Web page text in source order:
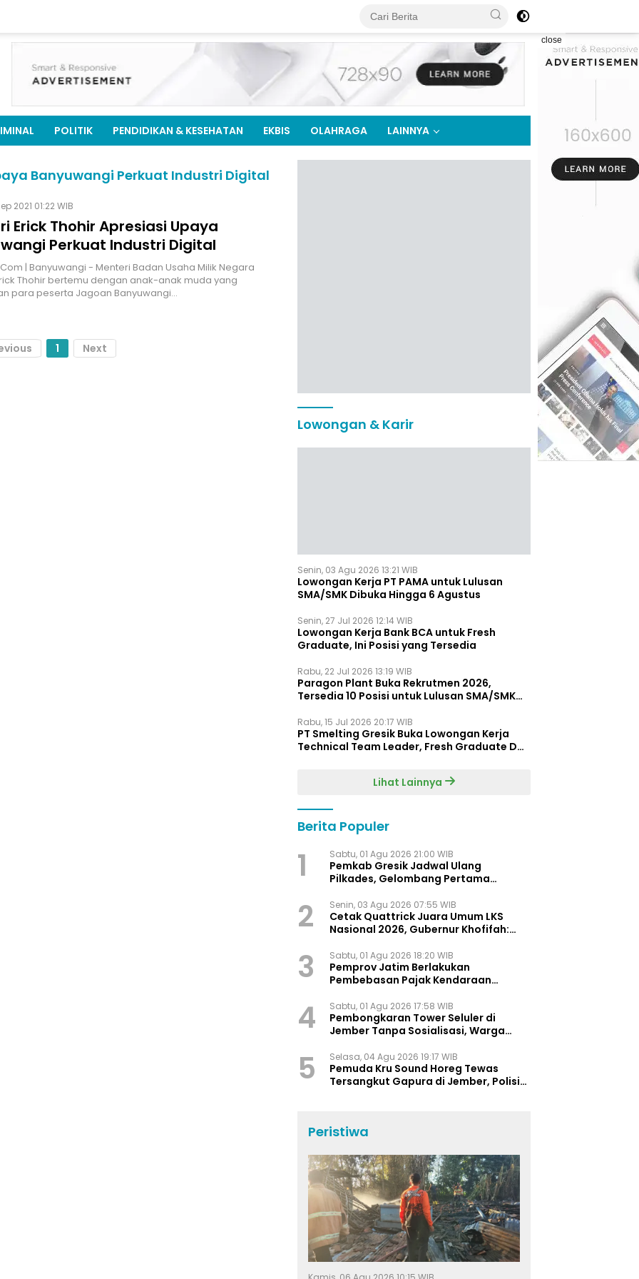
close
POLITIK PENDIDIKAN & KESEHATAN EKBIS OLAHRAGA LAINNYA
Banyuwangi Perkuat Industri Digital
2021 01:22 WIB
Erick Thohir Apresiasi Upaya
Perkuat Industri Digital
| Banyuwangi - Menteri Badan Usaha Milik Negara
Thohir bertemu dengan anak-anak muda yang
para peserta Jagoan Banyuwangi…
1 Next
Lowongan & Karir
Senin, 03 Agu 2026 13:21 WIB
Lowongan Kerja PT PAMA untuk Lulusan
SMA/SMK Dibuka Hingga 6 Agustus
Senin, 27 Jul 2026 12:14 WIB
Lowongan Kerja Bank BCA untuk Fresh
Graduate, Ini Posisi yang Tersedia
Rabu, 22 Jul 2026 13:19 WIB
Paragon Plant Buka Rekrutmen 2026,
Tersedia 10 Posisi untuk Lulusan SMA/SMK
Rabu, 15 Jul 2026 20:17 WIB
PT Smelting Gresik Buka Lowongan Kerja
Technical Team Leader, Fresh Graduate D3
Lihat Lainnya
Berita Populer
1 Sabtu, 01 Agu 2026 21:00 WIB
Pemkab Gresik Jadwal Ulang
Pilkades, Gelombang Pertama
2 Senin, 03 Agu 2026 07:55 WIB
Cetak Quattrick Juara Umum LKS
Nasional 2026, Gubernur Khofifah:
Indonesia
3 Sabtu, 01 Agu 2026 18:20 WIB
Pemprov Jatim Berlakukan
Pembebasan Pajak Kendaraan
Insentifnya
4 Sabtu, 01 Agu 2026 17:58 WIB
Pembongkaran Tower Seluler di
Jember Tanpa Sosialisasi, Warga
Tanggung Jawab Perusahaan
5 Selasa, 04 Agu 2026 19:17 WIB
Pemuda Kru Sound Horeg Tewas
Tersangkut Gapura di Jember, Polisi
Peristiwa